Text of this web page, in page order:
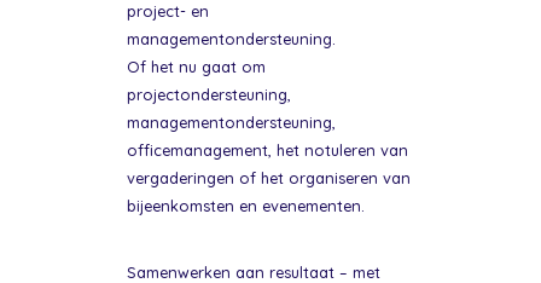
project- en
managementondersteuning.
Of het nu gaat om
projectondersteuning,
managementondersteuning,
officemanagement, het notuleren van
vergaderingen of het organiseren van
bijeenkomsten en evenementen.
Samenwerken aan resultaat – met